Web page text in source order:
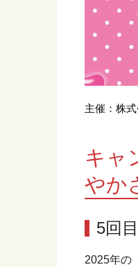
主催：株
キャ
やか
5回
2025年の